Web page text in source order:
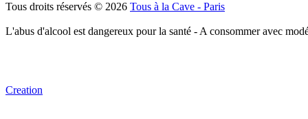
Tous droits réservés © 2026 Tous à la Cave - Paris
L'abus d'alcool est dangereux pour la santé - A consommer avec
Creation